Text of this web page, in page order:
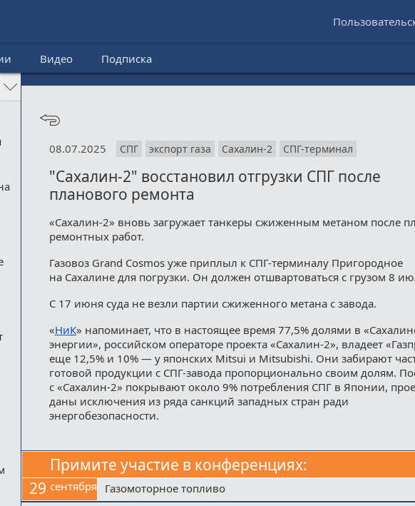
Видео Подписка
08.07.2025 СПГ экспорт газа Сахалин-2 СПГ-терминал
"Сахалин-2" восстановил отгрузки СПГ после
планового ремонта
«Сахалин-2» вновь загружает танкеры сжиженным метаном после
ремонтных работ.
Газовоз Grаnd Соsmоs уже приплыл к СПГ-терминалу Пригородное
на Сахалине для погрузки. Он должен отшвартоваться с грузом 8
С 17 июня суда не везли партии сжиженного метана с завода.
«НиК» напоминает, что в настоящее время 77,5% долями в
энергии», российском операторе проекта «Сахалин-2», владеет
еще 12,5% и 10% — у японских Міtsuі и Mitsubishi. Они забирают
готовой продукции с СПГ-завода пропорционально своим долям.
с «Сахалин-2» покрывают около 9% потребления СПГ в Японии,
даны исключения из ряда санкций западных стран ради
энергобезопасности.
Примите участие в конференциях:
29 сентября Газомоторное топливо